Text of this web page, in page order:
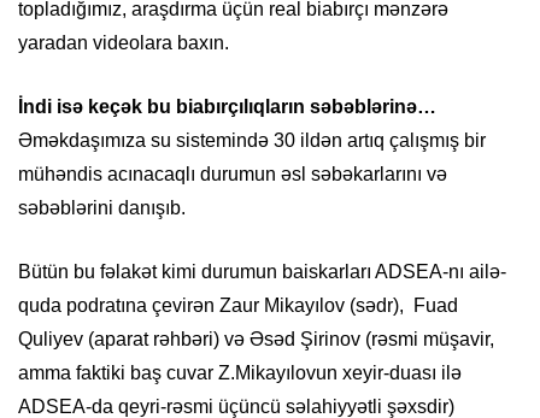
topladığımız, araşdırma üçün real biabırçı mənzərə
yaradan videolara baxın.
İndi isə keçək bu biabırçılıqların səbəblərinə…
Əməkdaşımıza su sistemində 30 ildən artıq çalışmış bir
mühəndis acınacaqlı durumun əsl səbəkarlarını və
səbəblərini danışıb.
Bütün bu fəlakət kimi durumun baiskarları ADSEA-nı ailə-
quda podratına çevirən Zaur Mikayılov (sədr), Fuad
Quliyev (aparat rəhbəri) və Əsəd Şirinov (rəsmi müşavir,
amma faktiki baş cuvar Z.Mikayılovun xeyir-duası ilə
ADSEA-da qeyri-rəsmi üçüncü səlahiyyətli şəxsdir)